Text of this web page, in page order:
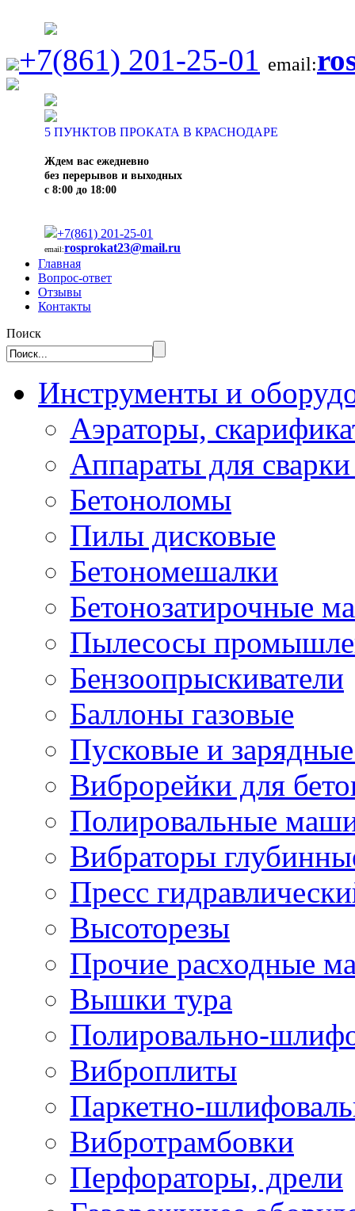
+7(861) 201-25-01 email:
5 ПУНКТОВ ПРОКАТА В КРАСНОДАРЕ
Ждем вас ежедневно
без перерывов и выходных
с 8:00 до 18:00
+7(861) 201-25-01
email:rosprokat23@mail.ru
Главная
Вопрос-ответ
Отзывы
Контакты
Поиск
Инструменты и
Аэраторы,
Аппараты для
Бетоноломы
Пилы дисковые
Бетономешалки
Бетонозатирочные
Пылесосы
Бензоопрыскиватели
Баллоны газовые
Пусковые и
Виброрейки для
Полировальные
Вибраторы
Пресс
Высоторезы
Прочие расходные
Вышки тура
Полировально-
Виброплиты
Паркетно-
Вибротрамбовки
Перфораторы, дрели